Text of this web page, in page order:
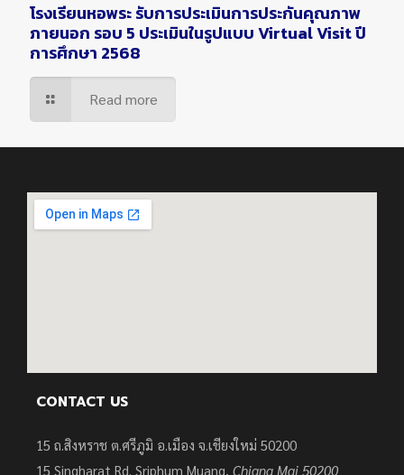
โรงเรียนหอพระ รับการประเมินการประกันคุณภาพ
ภายนอก รอบ 5 ประเมินในรูปแบบ Virtual Visit ปี
การศึกษา 2568
Read more
CONTACT US
15 ถ.สิงหราช ต.ศรีภูมิ อ.เมือง จ.เชียงใหม่ 50200
15 Singharat Rd. Sriphum Muang, Chiang Mai 50200